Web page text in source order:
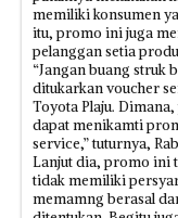
memiliki konsumen
itu, promo ini juga
pelanggan setia
“Jangan buang struk
ditukarkan voucher
Toyota Plaju.
dapat menikamti
service,” tuturnya,
Lanjut dia, promo ini
tidak memiliki
memamng berasal